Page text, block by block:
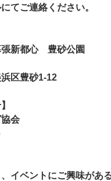
てご連絡ください。
張新都心 豊砂公園
区豊砂1-12
会
イベントにご興味があ